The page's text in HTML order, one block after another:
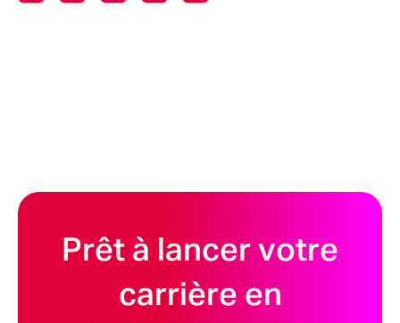
Prêt à lancer votre
carrière en